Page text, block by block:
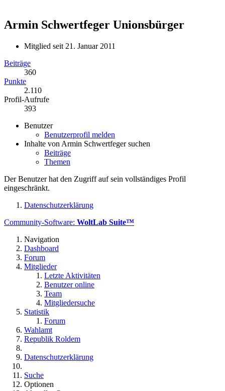
Armin Schwertfeger Unionsbürger
Mitglied seit 21. Januar 2011
Beiträge
360
Punkte
2.110
Profil-Aufrufe
393
Benutzer
Benutzerprofil melden
Inhalte von Armin Schwertfeger suchen
Beiträge
Themen
Der Benutzer hat den Zugriff auf sein vollständiges Profil
eingeschränkt.
Datenschutzerklärung
Community-Software: WoltLab Suite™
Navigation
Dashboard
Forum
Mitglieder
Letzte Aktivitäten
Benutzer online
Team
Mitgliedersuche
Statistik
Forum
Wahlamt
Republik Roldem
Datenschutzerklärung
Suche
Optionen